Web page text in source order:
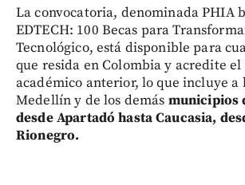
La convocatoria, denominada PHIA
EDTECH: 100 Becas para
Tecnológico, está disponible para
que resida en Colombia y acredite
académico anterior, lo que incluye a
Medellín y de los demás municipios
desde Apartadó hasta Caucasia,
Rionegro.